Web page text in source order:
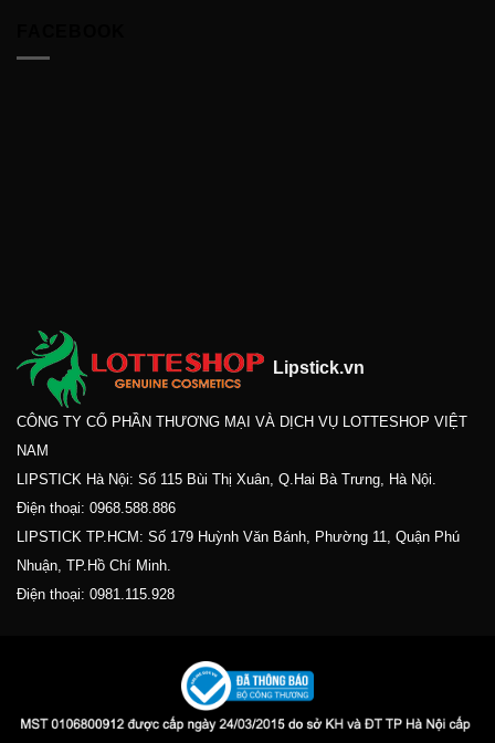
Lipstick.vn
CÔNG TY CỔ PHẦN THƯƠNG MẠI VÀ DỊCH VỤ LOTTESHOP VIỆT
NAM
LIPSTICK Hà Nội: Số 115 Bùi Thị Xuân, Q.Hai Bà Trưng, Hà Nội.
Điện thoại: 0968.588.886
LIPSTICK TP.HCM: Số 179 Huỳnh Văn Bánh, Phường 11, Quận Phú
Nhuận, TP.Hồ Chí Minh.
Điện thoại: 0981.115.928